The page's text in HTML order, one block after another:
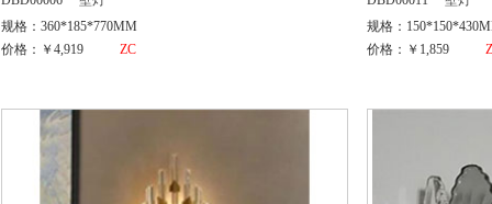
规格：360*185*770MM
价格：￥4,919
ZC
规格：
价格：￥1,859